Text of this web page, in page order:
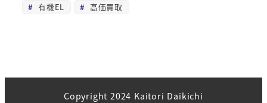
有機EL
高価買取
Copyright 2024 Kaitori Daikichi